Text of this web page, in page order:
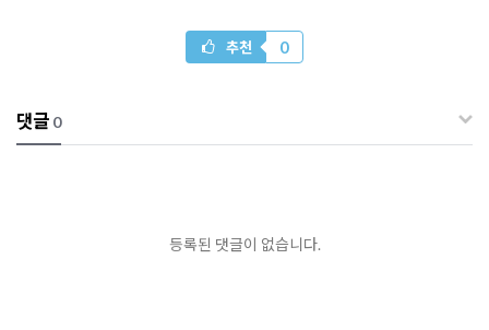
추천 0
댓글 0
등록된 댓글이 없습니다.